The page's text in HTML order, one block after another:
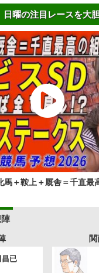
日曜の注目レースを大
馬＋鞍上＋厩舎＝千直
昌已